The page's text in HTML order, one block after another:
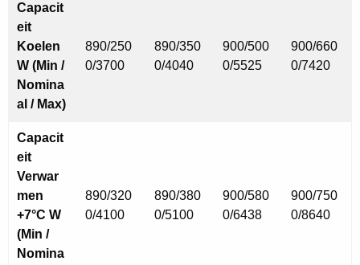
Capacit
eit
Koelen
W (Min /
Nomina
al / Max)
890/250
0/3700
890/350
0/4040
900/500
0/5525
900/660
0/7420
Capacit
eit
Verwar
men
+7°C W
(Min /
Nomina
890/320
0/4100
890/380
0/5100
900/580
0/6438
900/750
0/8640